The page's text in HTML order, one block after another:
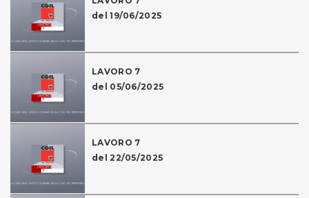
del 19/06/2025
LAVORO 7
del 05/06/2025
LAVORO 7
del 22/05/2025